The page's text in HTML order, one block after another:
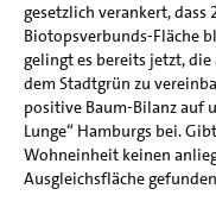
gesetzlich verankert, dass
Biotopsverbunds-Fläche
gelingt es bereits jetzt,
dem Stadtgrün zu
positive Baum-Bilanz auf
Lunge“ Hamburgs bei.
Wohneinheit keinen
Ausgleichsfläche